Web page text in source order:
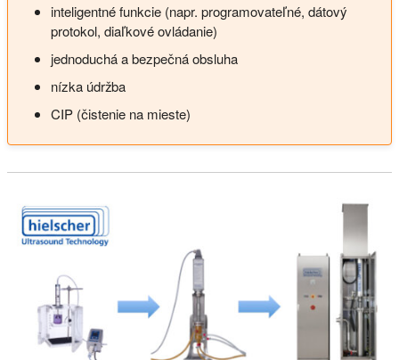
inteligentné funkcie (napr. programovateľné, dátový
protokol, diaľkové ovládanie)
jednoduchá a bezpečná obsluha
nízka údržba
CIP (čistenie na mieste)